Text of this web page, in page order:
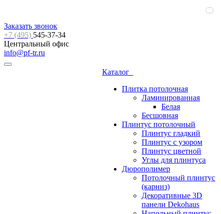
Заказать звонок
+7 (495) 545-37-34
Центральный офис
info@pf-tr.ru
Каталог
Плитка потолочная
Ламинированная
Белая
Бесшовная
Плинтус потолочный
Плинтус гладкий
Плинтус с узором
Плинтус цветной
Углы для плинтуса
Дюрополимер
Потолочный плинтус
(карниз)
Декоративные 3D
панели Dekohaus